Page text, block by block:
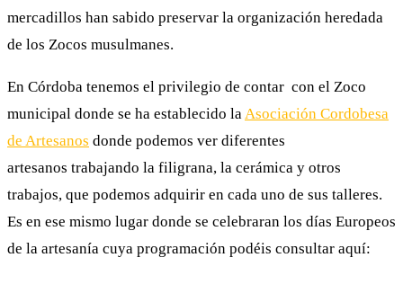
mercadillos han sabido preservar la organización heredada
de los Zocos musulmanes.
En Córdoba tenemos el privilegio de contar con el Zoco
municipal donde se ha establecido laAsociación Cordobesa
de Artesanos donde podemos ver diferentes
artesanos trabajando la filigrana, la cerámica y otros
trabajos, que podemos adquirir en cada uno de sus talleres.
Es en ese mismo lugar donde se celebraran los días Europeos
de la artesanía cuya programación podéis consultar aquí: